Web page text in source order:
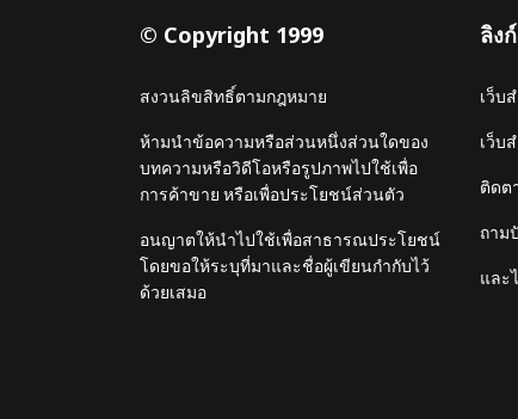
© Copyright 1999
สงวนลิขสิทธิ์ตามกฎหมาย
ห้ามนำข้อความหรือส่วนหนึ่งส่วนใดของ
บทความหรือวิดีโอหรือรูปภาพไปใช้เพื่อ
การค้าขาย หรือเพื่อประโยชน์ส่วนตัว
อนญาตให้นำไปใช้เพื่อสาธารณประโยชน์
โดยขอให้ระบุที่มาและชื่อผู้เขียนกำกับไว้
ด้วยเสมอ
ลิง
เว็บ
เว็บ
ติดต
ถาม
และ